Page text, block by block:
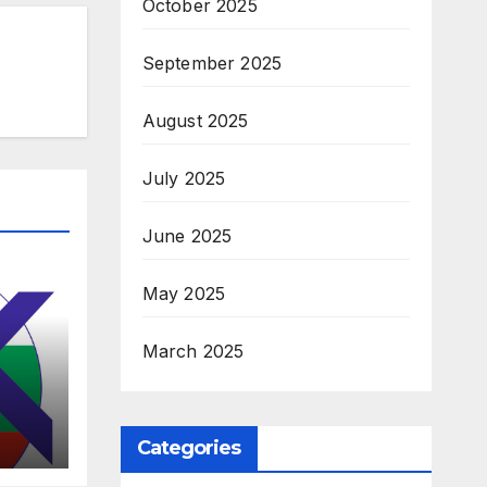
October 2025
September 2025
August 2025
July 2025
June 2025
May 2025
March 2025
Categories